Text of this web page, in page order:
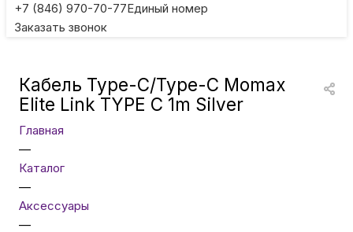
+7 (846) 970-70-77Единый номер
Заказать звонок
Умные кольца
Кабель Type-C/Type-C Momax
Elite Link TYPE C 1m Silver
Главная
—
Каталог
—
Аксессуары
—